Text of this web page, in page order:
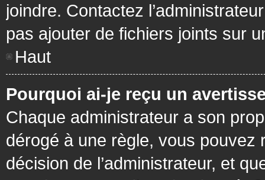
joindre. Contactez
pas ajouter de fichiers joints sur
Haut
Pourquoi ai-je reçu un
Chaque administrateur a son
dérogé à une règle, vous pouvez
décision de l’administrateur, et